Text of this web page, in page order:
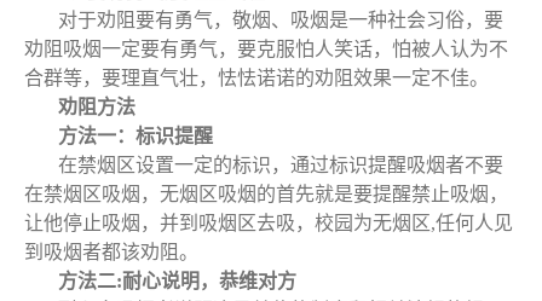
对于劝阻要有勇气，敬烟、吸烟是一种社会习俗，要
劝阻吸烟一定要有勇气，要克服怕人笑话，怕被人认为不
合群等，要理直气壮，怯怯诺诺的劝阻效果一定不佳。
劝阻方法
方法一：标识提醒
在禁烟区设置一定的标识，通过标识提醒吸烟者不要
在禁烟区吸烟，无烟区吸烟的首先就是要提醒禁止吸烟，
让他停止吸烟，并到吸烟区去吸，校园为无烟区,任何人见
到吸烟者都该劝阻。
方法二:耐心说明，恭维对方